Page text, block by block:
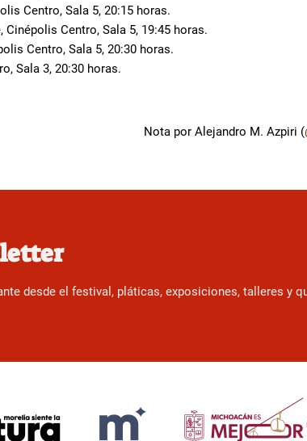
Centro, Sala 5, 20:15 horas.
Centro, Sala 5, 19:45 horas.
Centro, Sala 5, 20:30 horas.
Sala 3, 20:30 horas.
Nota por Alejandro M. Azpiri (
desde el festival, pláticas, exposiciones, talleres y